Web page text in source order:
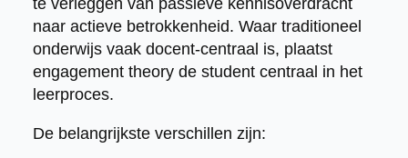
te verleggen van passieve kennisoverdracht
naar actieve betrokkenheid. Waar traditioneel
onderwijs vaak docent-centraal is, plaatst
engagement theory de student centraal in het
leerproces.
De belangrijkste verschillen zijn: